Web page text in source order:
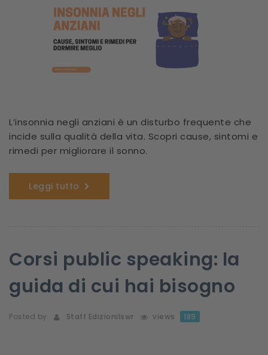
L’insonnia negli anziani è un disturbo frequente che
incide sulla qualità della vita. Scopri cause, sintomi e
rimedi per migliorare il sonno.
Leggi tutto
Corsi public speaking: la
guida di cui hai bisogno
Posted by Staff Edizionilswr views 189